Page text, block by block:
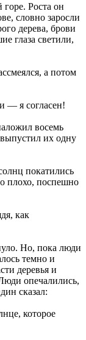
Роста он
словно заросли
дерева, брови
глаза светили,
а потом
— я согласен!
восемь
их одну
покатились
плохо, поспешно
как
Но, пока люди
темно и
деревья и
опечалились,
сказал:
которое